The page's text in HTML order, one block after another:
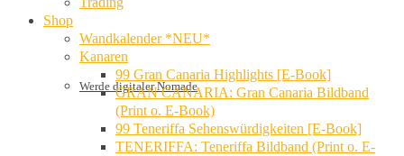
Werde digitaler Nomade
Shop
Wandkalender *NEU*
Kanaren
99 Gran Canaria Highlights [E-Book]
GRAN CANARIA: Gran Canaria Bildband
(Print o. E-Book)
99 Teneriffa Sehenswürdigkeiten [E-Book]
TENERIFFA: Teneriffa Bildband (Print o. E-